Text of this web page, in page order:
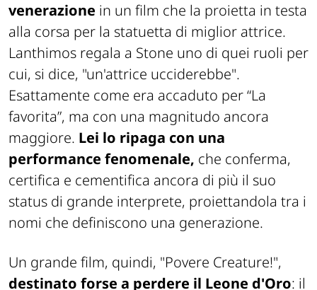
venerazione in un film che la proietta in testa
alla corsa per la statuetta di miglior attrice.
Lanthimos regala a Stone uno di quei ruoli per
cui, si dice, "un'attrice ucciderebbe".
Esattamente come era accaduto per “La
favorita”, ma con una magnitudo ancora
maggiore. Lei lo ripaga con una
performance fenomenale, che conferma,
certifica e cementifica ancora di più il suo
status di grande interprete, proiettandola tra i
nomi che definiscono una generazione.
Un grande film, quindi, "Povere Creature!",
destinato forse a perdere il Leone d'Oro: il